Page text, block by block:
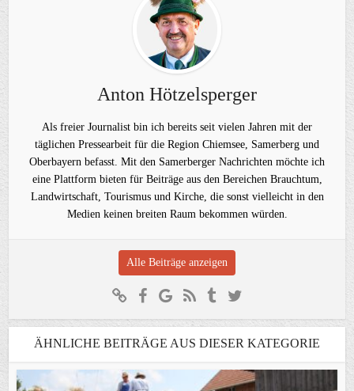
Anton Hötzelsperger
Als freier Journalist bin ich bereits seit vielen Jahren mit der
täglichen Pressearbeit für die Region Chiemsee, Samerberg und
Oberbayern befasst. Mit den Samerberger Nachrichten möchte ich
eine Plattform bieten für Beiträge aus den Bereichen Brauchtum,
Landwirtschaft, Tourismus und Kirche, die sonst vielleicht in den
Medien keinen breiten Raum bekommen würden.
Alle Beiträge anzeigen
ÄHNLICHE BEITRÄGE AUS DIESER KATEGORIE